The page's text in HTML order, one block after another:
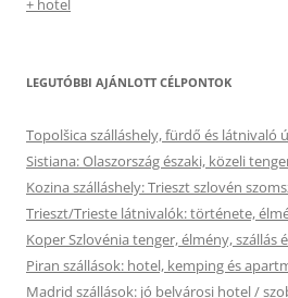
+ hotel
LEGUTÓBBI AJÁNLOTT CÉLPONTOK
Topolšica szálláshely, fürdő és látnivaló
Sistiana: Olaszország északi, közeli
Kozina szálláshely: Trieszt szlovén
Trieszt/Trieste látnivalók: története,
Koper Szlovénia tenger, élmény, szállás
Piran szállások: hotel, kemping és
Madrid szállások: jó belvárosi hotel /